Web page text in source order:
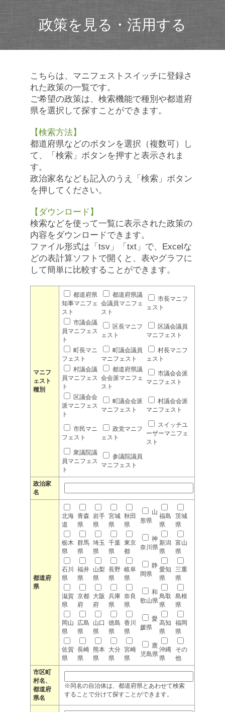
政策を見る・活用する
こちらは、マニフェストスイッチに登録さ
れた政策の一覧です。
ご希望の政策は、検索機能で種別や都道府
県を選択して探すことができます。
【検索方法】
都道府県などのボタンを選択（複数可）し
て、「検索」ボタンを押すと表示されま
す。
政治家名なども記入のうえ「検索」ボタン
を押してください。
【ダウンロード】
検索などを使って一覧に表示された政策の
内容をダウンロードできます。
ファイル形式は「tsv」「txt」で、Excelな
どの表計算ソフトで開くと、表やグラフに
して簡単に比較することができます。
マニフ
ェスト
種別
都道府県
知事マニフェ
スト
都道府県議
会議員マニフェ
スト
市長マニフ
ェスト
市議会議
員マニフェス
ト
区長マニフ
ェスト
区議会議員
マニフェスト
町長マニ
フェスト
町議会議員
マニフェスト
村長マニフ
ェスト
村議会議
員マニフェス
ト
都道府県議
会会派マニフェ
スト
市議会会派
マニフェスト
区議会会
派マニフェス
ト
町議会会派
マニフェスト
村議会会派
マニフェスト
市民マニ
フェスト
政党マニフ
ェスト
スイッチユ
ーザーマニフェ
スト
衆議院議
員マニフェス
ト
参議院議員
マニフェスト
政治家
名
都道府
県
北海
道
青森
県
岩手
県
宮城
県
秋田
県
山
形県
福島
県
茨城
県
栃木
県
群馬
県
埼玉
県
千葉
県
東京
都
神
奈川県
新潟
県
富山
県
石川
県
福井
県
山梨
県
長野
県
岐阜
県
静
岡県
愛知
県
三重
県
滋賀
県
京都
府
大阪
府
兵庫
県
奈良
県
和
歌山県
鳥取
県
島根
県
岡山
県
広島
県
山口
県
徳島
県
香川
県
愛
媛県
高知
県
福岡
県
佐賀
県
長崎
県
熊本
県
大分
県
宮崎
県
鹿
児島県
沖縄
県
その
他
市区町
村名、
都道府
県名
※同名の自治体は、都道府県とあわせて検索
することで分けて探すことができます。